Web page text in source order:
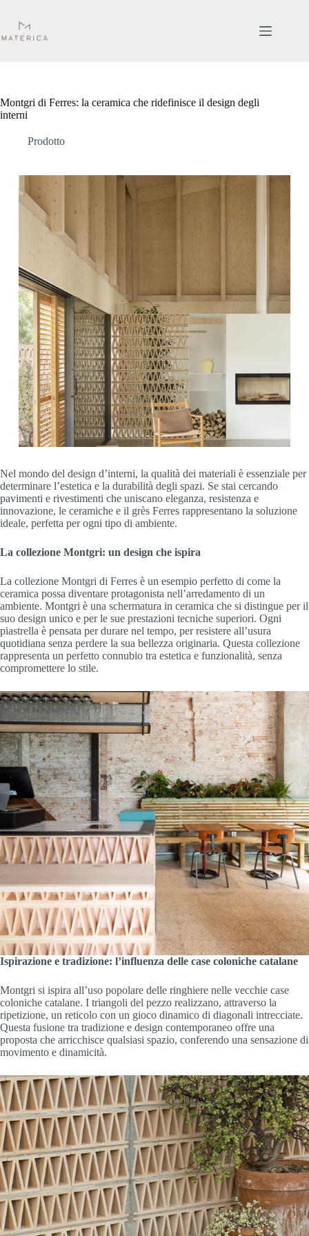
contenuto
Montgri di Ferres: la ceramica che ridefinisce il design degli
interni
Prodotto
Nel mondo del design d’interni, la qualità dei materiali è essenziale per
determinare l’estetica e la durabilità degli spazi. Se stai cercando
pavimenti e rivestimenti che uniscano eleganza, resistenza e
innovazione, le ceramiche e il grès Ferres rappresentano la soluzione
ideale, perfetta per ogni tipo di ambiente.
La collezione Montgri: un design che ispira
La collezione Montgri di Ferres è un esempio perfetto di come la
ceramica possa diventare protagonista nell’arredamento di un
ambiente. Montgri è una schermatura in ceramica che si distingue per il
suo design unico e per le sue prestazioni tecniche superiori. Ogni
piastrella è pensata per durare nel tempo, per resistere all’usura
quotidiana senza perdere la sua bellezza originaria. Questa collezione
rappresenta un perfetto connubio tra estetica e funzionalità, senza
compromettere lo stile.
Ispirazione e tradizione: l’influenza delle case coloniche catalane
Montgri si ispira all’uso popolare delle ringhiere nelle vecchie case
coloniche catalane. I triangoli del pezzo realizzano, attraverso la
ripetizione, un reticolo con un gioco dinamico di diagonali intrecciate.
Questa fusione tra tradizione e design contemporaneo offre una
proposta che arricchisce qualsiasi spazio, conferendo una sensazione di
movimento e dinamicità.